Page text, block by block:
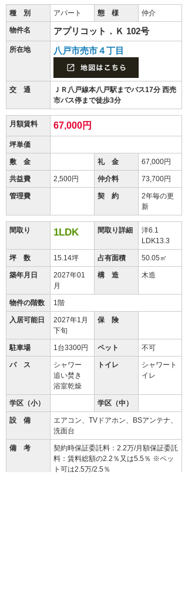
種 別 アパート 態 様 仲介
物件名 アプリコット．Ｋ 102号
所在地 八戸市売市４丁目
交 通
ＪＲ八戸線本八戸駅までバス17分 西売
市バス停まで徒歩3分
月額賃料 67,000円
坪単価
敷 金 礼 金 67,000円
共益費 2,500円 仲介料 73,700円
管理費 契 約
2年毎の更
新
間取り 1LDK 間取り詳細
洋6.1
LDK13.3
坪 数 15.14坪 占有面積 50.05㎡
築年月日
2027年01
月
構 造 木造
物件の階数 1階
入居可能日
2027年1月
下旬
保 険
駐車場 1台3300円 ペット 不可
バ ス
シャワー
追い焚き
浴室乾燥
トイレ
シャワート
イレ
学区（小） 学区（中）
設 備
エアコン、TVドアホン、BSアンテナ、
洗面台
備 考
契約時保証委託料：2.2万/月額保証委託
料：賃料総額の2.2％又は5.5％ ※ペッ
ト可は2.5万/2.5％